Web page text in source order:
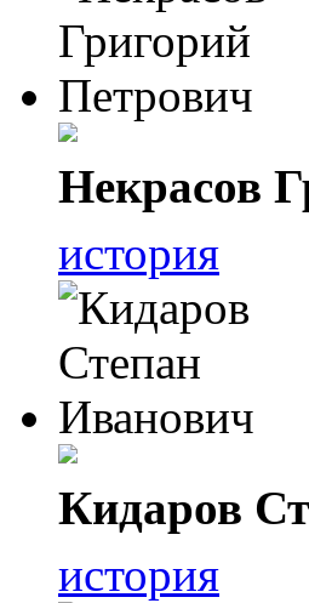
Некрасов
история
Кидаров
история